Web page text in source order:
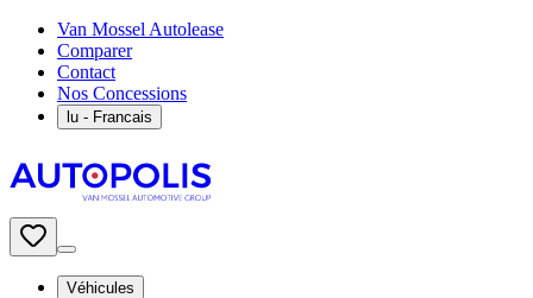
Van Mossel Autolease
Comparer
Contact
Nos Concessions
lu - Francais
Véhicules